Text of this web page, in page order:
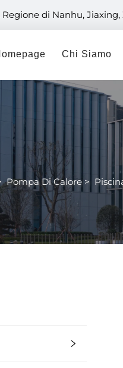
di Nanhu,
Chi Siamo
Pompa Di Calore >